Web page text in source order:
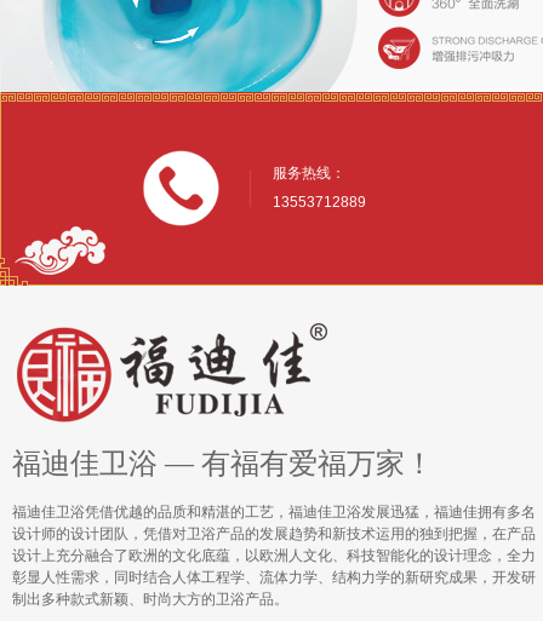
服务热线：
13553712889
福迪佳卫浴 — 有福有爱福万家！
福迪佳卫浴凭借优越的品质和精湛的工艺，福迪佳卫浴发展迅猛，福迪佳拥有多名
设计师的设计团队，凭借对卫浴产品的发展趋势和新技术运用的独到把握，在产品
设计上充分融合了欧洲的文化底蕴，以欧洲人文化、科技智能化的设计理念，全力
彰显人性需求，同时结合人体工程学、流体力学、结构力学的新研究成果，开发研
制出多种款式新颖、时尚大方的卫浴产品。